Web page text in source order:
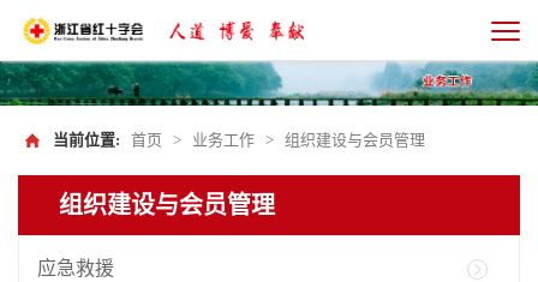
当前位置: 首页 > 业务工作 > 组织建设与会员管理
组织建设与会员管理
应急救援